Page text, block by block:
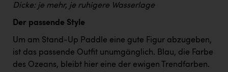
Dicke: je mehr, je ruhigere Wasserlage
Der passende Style
Um am Stand-Up Paddle eine gute Figur abzugeben,
ist das passende Outfit unumgänglich. Blau, die Farbe
des Ozeans, bleibt hier eine der ewigen Trendfarben.